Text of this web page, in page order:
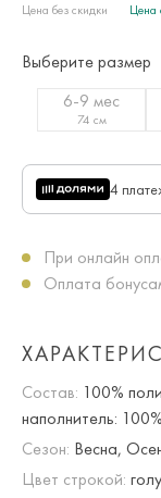
Цена без скидки Цена
Выберите размер
6-9 мес
74 см
4
При онлайн
Оплата
Состав: 100%
наполнитель:
Сезон: Весна,
Цвет строкой: